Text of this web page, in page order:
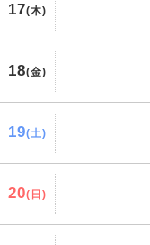
17(木)
18(金)
19(土)
20(日)